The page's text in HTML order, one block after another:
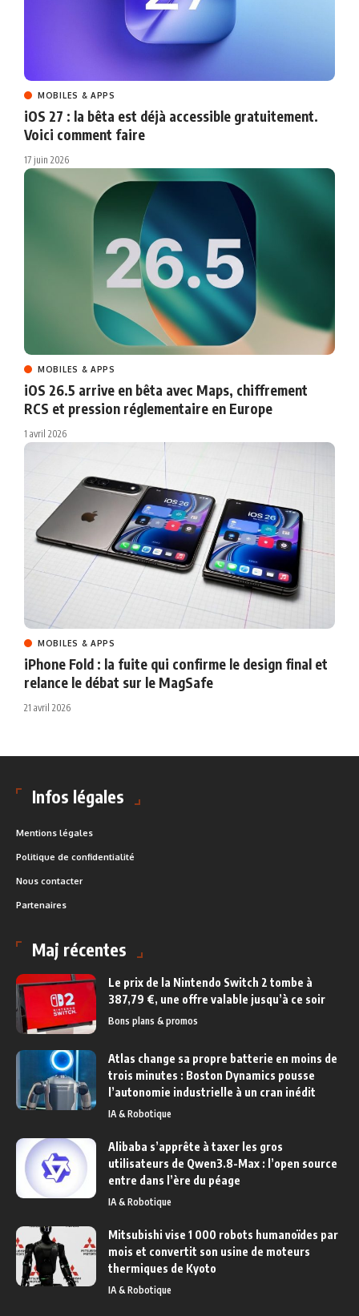
MOBILES & APPS
iOS 27 : la bêta est déjà accessible gratuitement.
Voici comment faire
17 juin 2026
MOBILES & APPS
iOS 26.5 arrive en bêta avec Maps, chiffrement
RCS et pression réglementaire en Europe
1 avril 2026
MOBILES & APPS
iPhone Fold : la fuite qui confirme le design final et
relance le débat sur le MagSafe
21 avril 2026
Infos légales
Mentions légales
Politique de confidentialité
Nous contacter
Partenaires
Maj récentes
Le prix de la Nintendo Switch 2 tombe à
387,79 €, une offre valable jusqu’à ce soir
Bons plans & promos
Atlas change sa propre batterie en moins de
trois minutes : Boston Dynamics pousse
l’autonomie industrielle à un cran inédit
IA & Robotique
Alibaba s’apprête à taxer les gros
utilisateurs de Qwen3.8-Max : l’open source
entre dans l’ère du péage
IA & Robotique
Mitsubishi vise 1 000 robots humanoïdes par
mois et convertit son usine de moteurs
thermiques de Kyoto
IA & Robotique